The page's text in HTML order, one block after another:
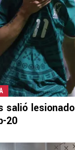
salió
20